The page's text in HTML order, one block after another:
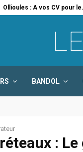
Ollioules : A vos CV pour
BANDOL
: